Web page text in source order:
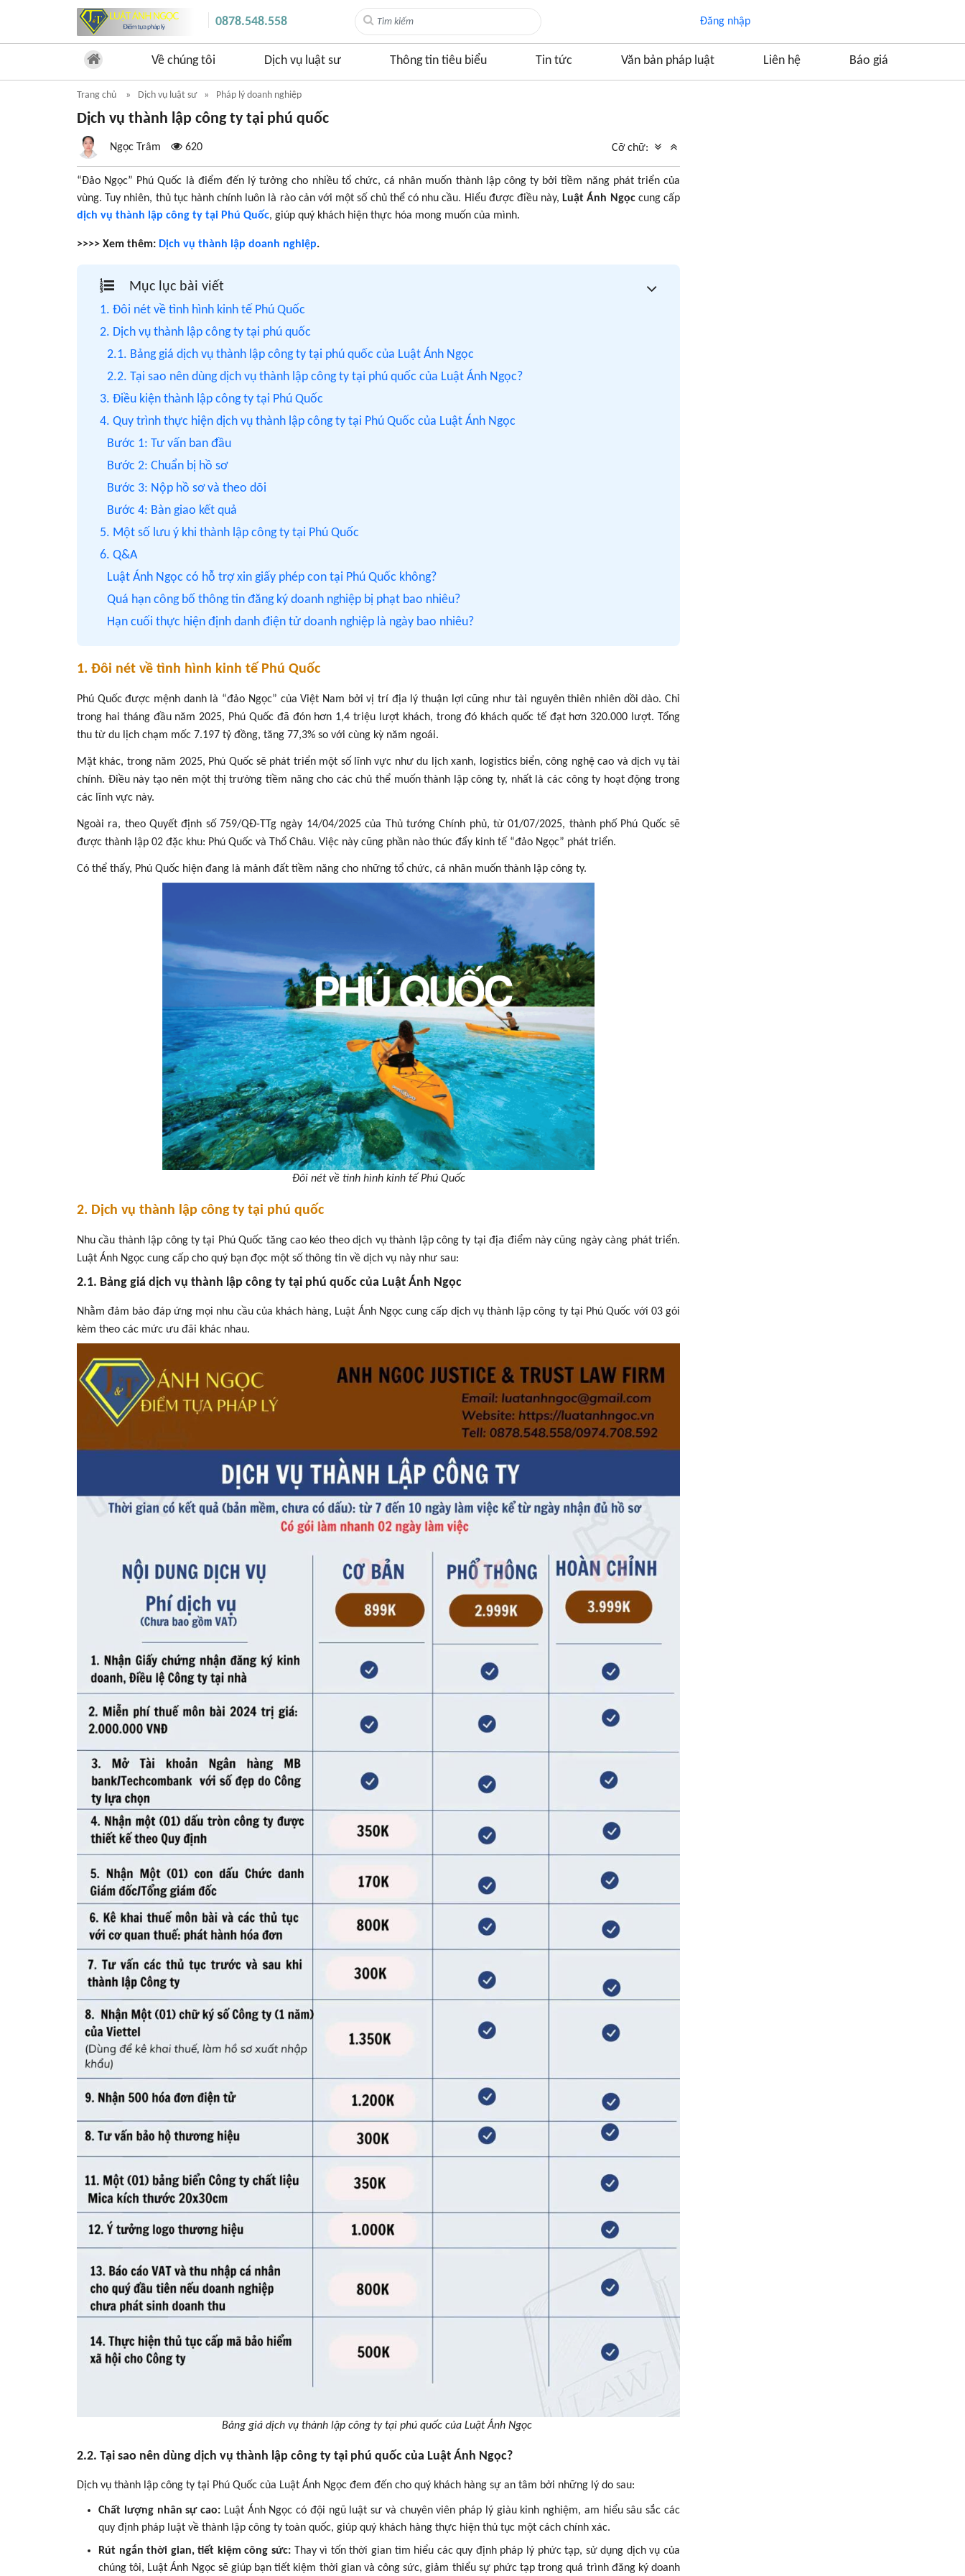
0878.548.558 Đăng nhập
Về chúng tôi Dịch vụ luật sư Thông tin tiêu biểu Tin tức Văn bản pháp luật Liên hệ Báo giá
Trang chủ Dịch vụ luật sư Pháp lý doanh nghiệp
Dịch vụ thành lập công ty tại phú quốc
Ngọc Trâm 620 Cỡ chữ:
“Đảo Ngọc” Phú Quốc là điểm đến lý tưởng cho nhiều tổ chức, cá nhân muốn thành lập công ty bởi tiềm năng phát triển của
vùng. Tuy nhiên, thủ tục hành chính luôn là rào cản với một số chủ thể có nhu cầu. Hiểu được điều này, Luật Ánh Ngọc cung cấp
dịch vụ thành lập công ty tại Phú Quốc, giúp quý khách hiện thực hóa mong muốn của mình.
>>>> Xem thêm: Dịch vụ thành lập doanh nghiệp.
Mục lục bài viết
1. Đôi nét về tình hình kinh tế Phú Quốc
2. Dịch vụ thành lập công ty tại phú quốc
2.1. Bảng giá dịch vụ thành lập công ty tại phú quốc của Luật Ánh Ngọc
2.2. Tại sao nên dùng dịch vụ thành lập công ty tại phú quốc của Luật Ánh Ngọc?
3. Điều kiện thành lập công ty tại Phú Quốc
4. Quy trình thực hiện dịch vụ thành lập công ty tại Phú Quốc của Luật Ánh Ngọc
Bước 1: Tư vấn ban đầu
Bước 2: Chuẩn bị hồ sơ
Bước 3: Nộp hồ sơ và theo dõi
Bước 4: Bàn giao kết quả
5. Một số lưu ý khi thành lập công ty tại Phú Quốc
6. Q&A
Luật Ánh Ngọc có hỗ trợ xin giấy phép con tại Phú Quốc không?
Quá hạn công bố thông tin đăng ký doanh nghiệp bị phạt bao nhiêu?
Hạn cuối thực hiện định danh điện tử doanh nghiệp là ngày bao nhiêu?
1. Đôi nét về tình hình kinh tế Phú Quốc
Phú Quốc được mệnh danh là “đảo Ngọc” của Việt Nam bởi vị trí địa lý thuận lợi cũng như tài nguyên thiên nhiên dồi dào. Chỉ
trong hai tháng đầu năm 2025, Phú Quốc đã đón hơn 1,4 triệu lượt khách, trong đó khách quốc tế đạt hơn 320.000 lượt. Tổng
thu từ du lịch chạm mốc 7.197 tỷ đồng, tăng 77,3% so với cùng kỳ năm ngoái.
Mặt khác, trong năm 2025, Phú Quốc sẽ phát triển một số lĩnh vực như du lịch xanh, logistics biển, công nghệ cao và dịch vụ tài
chính. Điều này tạo nên một thị trường tiềm năng cho các chủ thể muốn thành lập công ty, nhất là các công ty hoạt động trong
các lĩnh vực này.
Ngoài ra, theo Quyết định số 759/QĐ-TTg ngày 14/04/2025 của Thủ tướng Chính phủ, từ 01/07/2025, thành phố Phú Quốc sẽ
được thành lập 02 đặc khu: Phú Quốc và Thổ Châu. Việc này cũng phần nào thúc đẩy kinh tế “đảo Ngọc” phát triển.
Có thể thấy, Phú Quốc hiện đang là mảnh đất tiềm năng cho những tổ chức, cá nhân muốn thành lập công ty.
Đôi nét về tình hình kinh tế Phú Quốc
2. Dịch vụ thành lập công ty tại phú quốc
Nhu cầu thành lập công ty tại Phú Quốc tăng cao kéo theo dịch vụ thành lập công ty tại địa điểm này cũng ngày càng phát triển.
Luật Ánh Ngọc cung cấp cho quý bạn đọc một số thông tin về dịch vụ này như sau:
2.1. Bảng giá dịch vụ thành lập công ty tại phú quốc của Luật Ánh Ngọc
Nhằm đảm bảo đáp ứng mọi nhu cầu của khách hàng, Luật Ánh Ngọc cung cấp dịch vụ thành lập công ty tại Phú Quốc với 03 gói
kèm theo các mức ưu đãi khác nhau.
Bảng giá dịch vụ thành lập công ty tại phú quốc của Luật Ánh Ngọc
2.2. Tại sao nên dùng dịch vụ thành lập công ty tại phú quốc của Luật Ánh Ngọc?
Dịch vụ thành lập công ty tại Phú Quốc của Luật Ánh Ngọc đem đến cho quý khách hàng sự an tâm bởi những lý do sau:
Chất lượng nhân sự cao: Luật Ánh Ngọc có đội ngũ luật sư và chuyên viên pháp lý giàu kinh nghiệm, am hiểu sâu sắc các
quy định pháp luật về thành lập công ty toàn quốc, giúp quý khách hàng thực hiện thủ tục một cách chính xác.
Rút ngắn thời gian, tiết kiệm công sức: Thay vì tốn thời gian tìm hiểu các quy định pháp lý phức tạp, sử dụng dịch vụ của
chúng tôi, Luật Ánh Ngọc sẽ giúp bạn tiết kiệm thời gian và công sức, giảm thiểu sự phức tạp trong quá trình đăng ký doanh